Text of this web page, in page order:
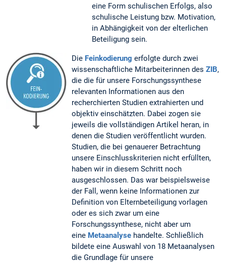
eine Form schulischen Erfolgs, also
schulische Leistung bzw. Motivation,
in Abhängigkeit von der elterlichen
Beteiligung sein.
Die Feinkodierung erfolgte durch zwei
wissenschaftliche Mitarbeiterinnen des ZIB,
die die für unsere Forschungssynthese
relevanten Informationen aus den
recherchierten Studien extrahierten und
objektiv einschätzten. Dabei zogen sie
jeweils die vollständigen Artikel heran, in
denen die Studien veröffentlicht wurden.
Studien, die bei genauerer Betrachtung
unsere Einschlusskriterien nicht erfüllten,
haben wir in diesem Schritt noch
ausgeschlossen. Das war beispielsweise
der Fall, wenn keine Informationen zur
Definition von Elternbeteiligung vorlagen
oder es sich zwar um eine
Forschungssynthese, nicht aber um
eine Metaanalyse handelte. Schließlich
bildete eine Auswahl von 18 Metaanalysen
die Grundlage für unsere